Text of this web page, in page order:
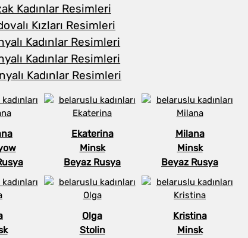
Kadınlar Resimleri
Kızları Resimleri
Kadınlar Resimleri
Kadınlar Resimleri
Kadınlar Resimleri
Ekaterina
Minsk
Beyaz Rusya
Milana
Minsk
Beyaz Rusya
Olga
Stolin
Kristina
Minsk